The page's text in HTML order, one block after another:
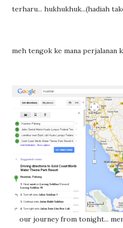
terharu... hukhukhuk...(hadiah
meh tengok ke mana perjalanan
our journey from tonight...